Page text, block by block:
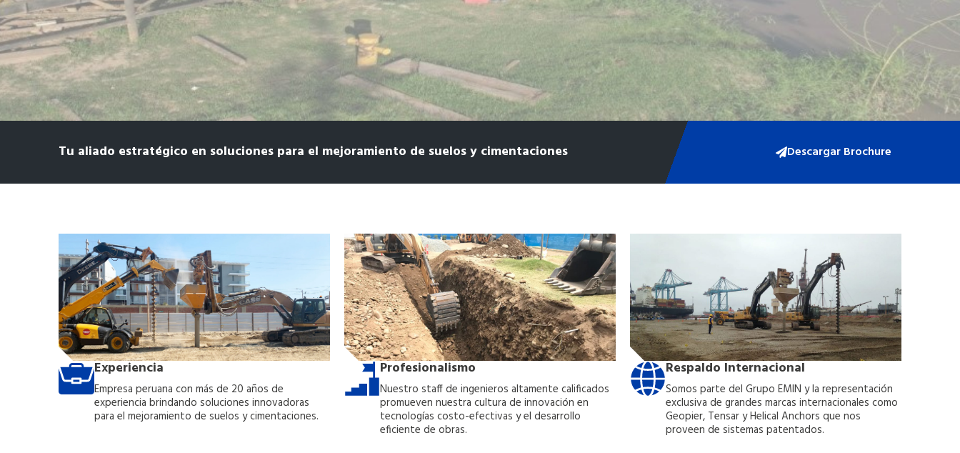
Tu aliado estratégico en soluciones para el mejoramiento de suelos y cimentaciones Descargar Brochure
Experiencia
Empresa peruana con más de 20 años de
experiencia brindando soluciones innovadoras
para el mejoramiento de suelos y cimentaciones.
Profesionalismo
Nuestro staff de ingenieros altamente calificados
promueven nuestra cultura de innovación en
tecnologías costo-efectivas y el desarrollo
eficiente de obras.
Respaldo Internacional
Somos parte del Grupo EMIN y la representación
exclusiva de grandes marcas internacionales como
Geopier, Tensar y Helical Anchors que nos
proveen de sistemas patentados.